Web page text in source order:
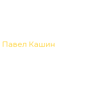
Павел Кашин